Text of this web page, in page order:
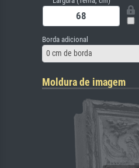
Borda adicional
0 cm de borda
Moldura de imagem